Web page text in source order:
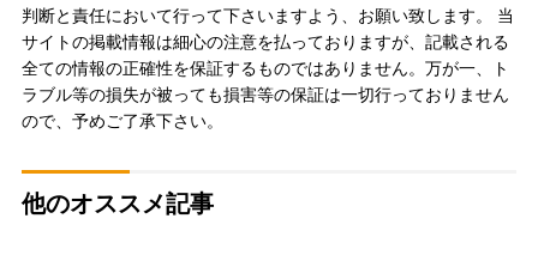
判断と責任において行って下さいますよう、お願い致します。 当
サイトの掲載情報は細心の注意を払っておりますが、記載される
全ての情報の正確性を保証するものではありません。万が一、ト
ラブル等の損失が被っても損害等の保証は一切行っておりません
ので、予めご了承下さい。
他のオススメ記事